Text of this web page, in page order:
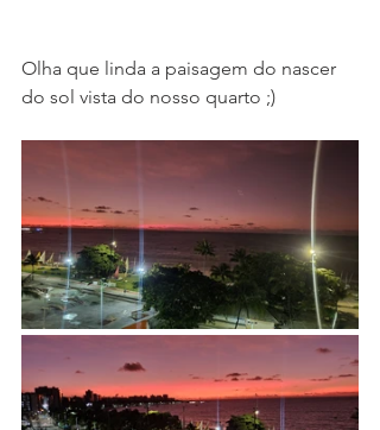
Olha que linda a paisagem do nascer
do sol vista do nosso quarto ;)